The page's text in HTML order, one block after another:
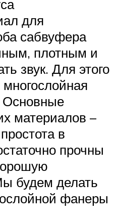
для
сабвуфера
плотным и
звук. Для этого
материалов –
в
прочны
будем делать
фанеры